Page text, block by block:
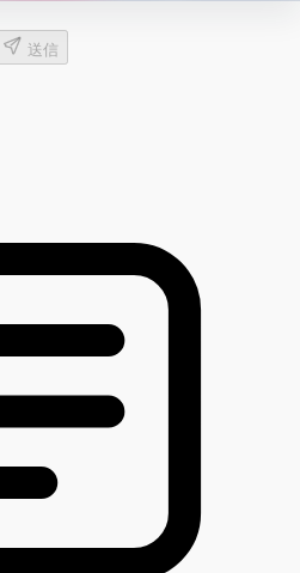
送信